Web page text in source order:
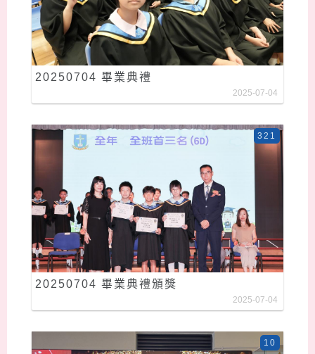
20250704 畢業典禮
2025-07-04
20250704 畢業典禮頒獎
321
2025-07-04
10